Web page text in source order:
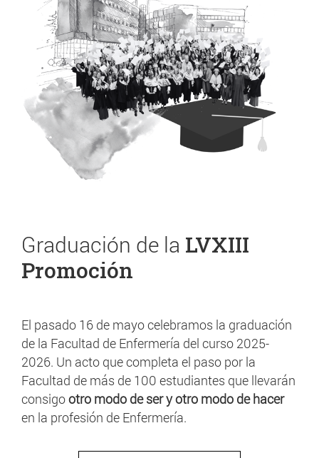
Graduación de la LVXIII
Promoción
El pasado 16 de mayo celebramos la graduación
de la Facultad de Enfermería del curso 2025-
2026. Un acto que completa el paso por la
Facultad de más de 100 estudiantes que llevarán
consigootro modo de ser y otro modo de hacer
en la profesión de Enfermería.